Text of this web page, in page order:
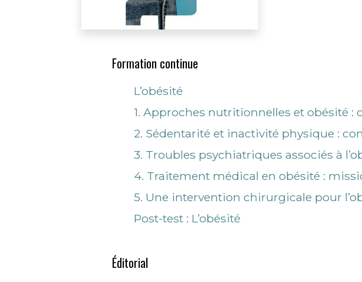
Formation continue
L’obésité
1. Approches nutritionnelles et obésité :
2. Sédentarité et inactivité physique :
3. Troubles psychiatriques associés à
4. Traitement médical en obésité :
5. Une intervention chirurgicale pour
Post-test : L’obésité
Éditorial